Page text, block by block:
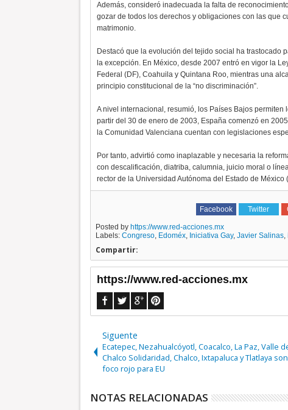
Además, consideró inadecuada la falta de
gozar de todos los derechos y obligaciones con las que
matrimonio.
Destacó que la evolución del tejido social ha trastocado
la excepción. En México, desde 2007 entró en vigor la
Federal (DF), Coahuila y Quintana Roo, mientras una
principio constitucional de la “no discriminación”.
A nivel internacional, resumió, los Países Bajos
partir del 30 de enero de 2003, España comenzó en
la Comunidad Valenciana cuentan con legislaciones
Por tanto, advirtió como inaplazable y necesaria la
con descalificación, diatriba, calumnia, juicio moral o
rector de la Universidad Autónoma del Estado de México
Facebook Twitter
Posted by https://www.red-acciones.mx
Labels: Congreso, Edoméx, Iniciativa Gay, Javier Salinas,
Compartir:
https://www.red-acciones.mx
Siguente
Ecatepec, Nezahualcóyotl, Coacalco, La Paz, Valle
Chalco Solidaridad, Chalco, Ixtapaluca y Tlatlaya
foco rojo para EU
NOTAS RELACIONADAS